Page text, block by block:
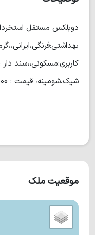
کاربری:مسکونی،،سند
شیک،شومینه، قيمت : 15/500 ادرس : سيسنگان ( نجات يوسفي )
موقعیت ملک